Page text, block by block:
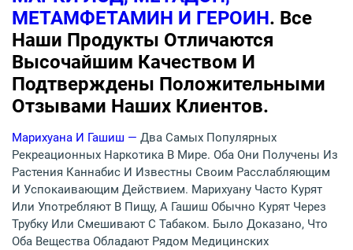
МЕТАМФЕТАМИН И ГЕРОИН. Все
Наши Продукты Отличаются
Высочайшим Качеством И
Подтверждены Положительными
Отзывами Наших Клиентов.
Марихуана И Гашиш — Два Самых Популярных
Рекреационных Наркотика В Мире. Оба Они Получены Из
Растения Каннабис И Известны Своим Расслабляющим
И Успокаивающим Действием. Марихуану Часто Курят
Или Употребляют В Пищу, А Гашиш Обычно Курят Через
Трубку Или Смешивают С Табаком. Было Доказано, Что
Оба Вещества Обладают Рядом Медицинских